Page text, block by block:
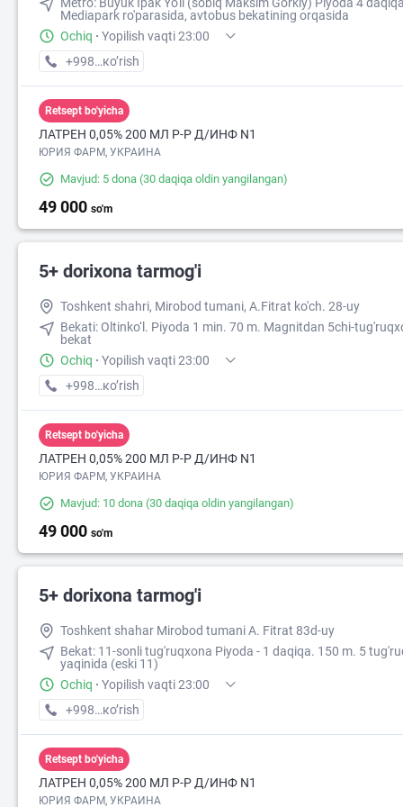
Mediapark ro'parasida, avtobus bekatining orqasida
Ochiq · Yopilish vaqti 23:00
+998 (90) XXX-XX-XX
кo’rish
Retsept bo'yicha
ЛАТРЕН 0,05% 200 МЛ Р-Р Д/ИНФ N1
ЮРИЯ ФАРМ, УКРАИНА
Mavjud: 5 dona (30 daqiqa oldin yangilangan)
49 000 so'm
5+ dorixona tarmog'i
Toshkent shahri, Mirobod tumani, A.Fitrat ko'ch. 28-uy
Bekati: Oltinko‘l. Piyoda 1 min. 70 m. Magnitdan 5chi-
bekat
Ochiq · Yopilish vaqti 23:00
+998 (99) XXX-XX-XX
кo’rish
Retsept bo'yicha
ЛАТРЕН 0,05% 200 МЛ Р-Р Д/ИНФ N1
ЮРИЯ ФАРМ, УКРАИНА
Mavjud: 10 dona (30 daqiqa oldin yangilangan)
49 000 so'm
5+ dorixona tarmog'i
Toshkent shahar Mirobod tumani A. Fitrat 83d-uy
Bekat: 11-sonli tug'ruqxona Piyoda - 1 daqiqa. 150 m. 5
yaqinida (eski 11)
Ochiq · Yopilish vaqti 23:00
+998 (90) XXX-XX-XX
кo’rish
Retsept bo'yicha
ЛАТРЕН 0,05% 200 МЛ Р-Р Д/ИНФ N1
ЮРИЯ ФАРМ, УКРАИНА